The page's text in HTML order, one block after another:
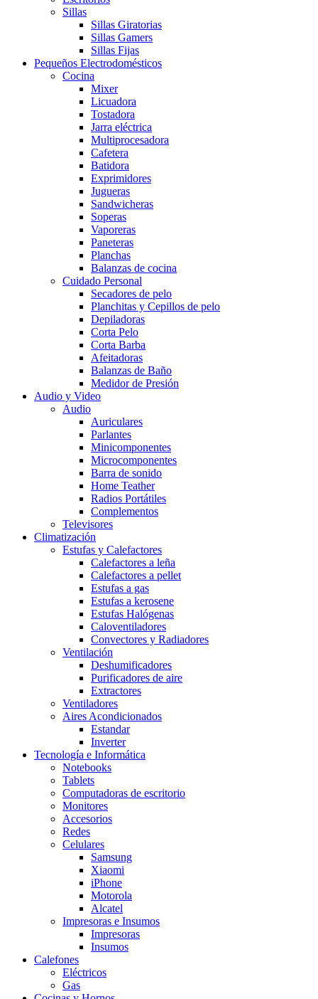
Sillas
Sillas Giratorias
Sillas Gamers
Sillas Fijas
Pequeños Electrodomésticos
Cocina
Mixer
Licuadora
Tostadora
Jarra eléctrica
Multiprocesadora
Cafetera
Batidora
Exprimidores
Jugueras
Sandwicheras
Soperas
Vaporeras
Paneteras
Planchas
Balanzas de cocina
Cuidado Personal
Secadores de pelo
Planchitas y Cepillos de pelo
Depiladoras
Corta Pelo
Corta Barba
Afeitadoras
Balanzas de Baño
Medidor de Presión
Audio y Video
Audio
Auriculares
Parlantes
Minicomponentes
Microcomponentes
Barra de sonido
Home Teather
Radios Portátiles
Complementos
Televisores
Climatización
Estufas y Calefactores
Calefactores a leña
Calefactores a pellet
Estufas a gas
Estufas a kerosene
Estufas Halógenas
Caloventiladores
Convectores y Radiadores
Ventilación
Deshumificadores
Purificadores de aire
Extractores
Ventiladores
Aires Acondicionados
Estandar
Inverter
Tecnología e Informática
Notebooks
Tablets
Computadoras de escritorio
Monitores
Accesorios
Redes
Celulares
Samsung
Xiaomi
iPhone
Motorola
Alcatel
Impresoras e Insumos
Impresoras
Insumos
Calefones
Eléctricos
Gas